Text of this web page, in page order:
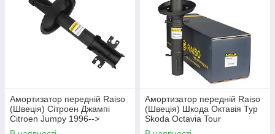
Амортизатор передній Raiso
(Швеція) Сітроен Джампі
Citroen Jumpy 1996-->
#RS310767 UAPEMNS4
Амортизатор передній Raiso
(Швеція) Шкода Октавія Тур
Skoda Octavia Tour
#RS200954 UAVEISR4